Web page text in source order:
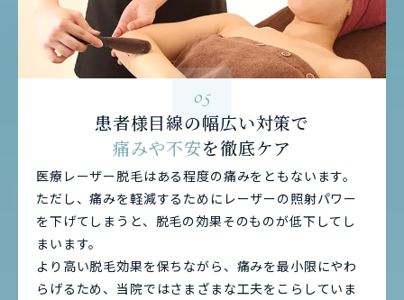
05
患者様目線の幅広い対策で
痛みや不安を徹底ケア
医療レーザー脱毛はある程度の痛みをともないます。
ただし、痛みを軽減するためにレーザーの照射パワー
を下げてしまうと、脱毛の効果そのものが低下してし
まいます。
より高い脱毛効果を保ちながら、痛みを最小限にやわ
らげるため、当院ではさまざまな工夫をこらしていま